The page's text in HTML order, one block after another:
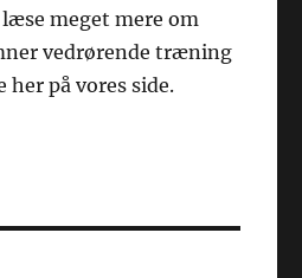
meget mere om
vedrørende træning
på vores side.